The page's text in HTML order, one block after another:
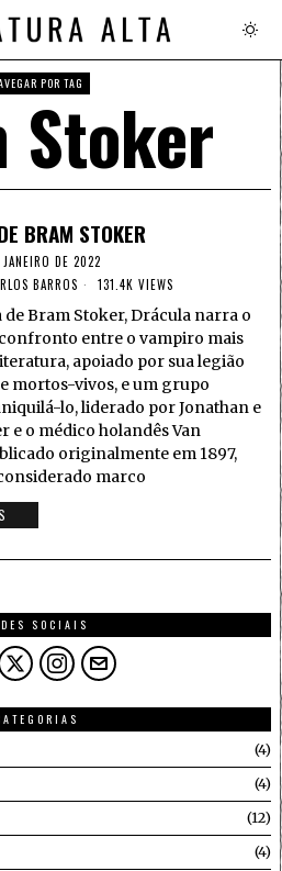
POR TAG
Stoker
BRAM STOKER
DE 2022
BARROS 131.4K VIEWS
Bram Stoker, Drácula narra o
entre o vampiro mais
apoiado por sua legião
mortos-vivos, e um grupo
lo, liderado por Jonathan e
e o médico holandês Van
originalmente em 1897,
marco
SOCIAIS
4
4
12
4